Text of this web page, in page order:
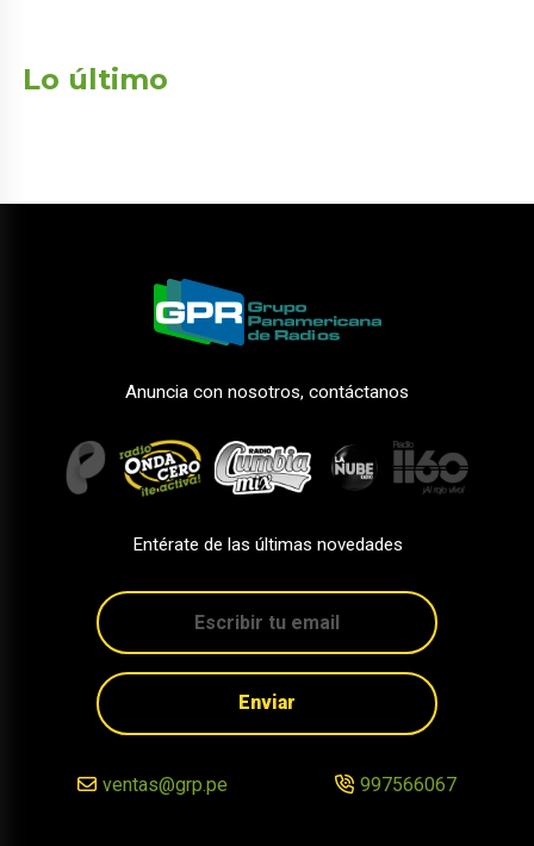
Lo último
Anuncia con nosotros, contáctanos
Entérate de las últimas novedades
Enviar
ventas@grp.pe 997566067